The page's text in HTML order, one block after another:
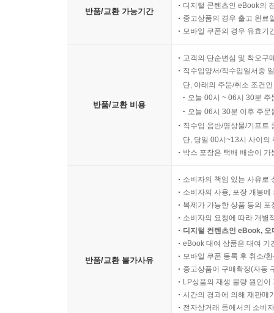
반품/교환 가능기간
디지털 콘텐츠인 eBook의
중고상품의 경우 출고 완료
모바일 쿠폰의 경우 유효기
반품/교환 비용
고객의 단순변심 및 착오구
직수입양서/직수입일서중
단, 아래의 주문/취소 조건
오늘 00시 ~ 06시 30분
오늘 06시 30분 이후 주
직수입 음반/영상물/기프트
단, 당일 00시~13시 사이의
박스 포장은 택배 배송이
반품/교환 불가사유
소비자의 책임 있는 사유로
소비자의 사용, 포장 개봉
복제가 가능한 상품 등의
소비자의 요청에 따라 개별
디지털 컨텐츠인 eBook,
eBook 대여 상품은 대여 기
모바일 쿠폰 등록 후 취소/
중고상품이 구매확정(자동
LP상품의 재생 불량 원인
시간의 경과에 의해 재판매
전자상거래 등에서의 소비